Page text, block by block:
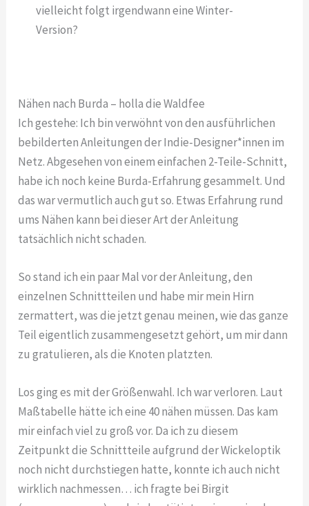
vielleicht folgt irgendwann eine Winter-
Version?
Nähen nach Burda – holla die Waldfee
Ich gestehe: Ich bin verwöhnt von den ausführlichen
bebilderten Anleitungen der Indie-Designer*innen im
Netz. Abgesehen von einem einfachen 2-Teile-Schnitt,
habe ich noch keine Burda-Erfahrung gesammelt. Und
das war vermutlich auch gut so. Etwas Erfahrung rund
ums Nähen kann bei dieser Art der Anleitung
tatsächlich nicht schaden.
So stand ich ein paar Mal vor der Anleitung, den
einzelnen Schnittteilen und habe mir mein Hirn
zermattert, was die jetzt genau meinen, wie das ganze
Teil eigentlich zusammengesetzt gehört, um mir dann
zu gratulieren, als die Knoten platzten.
Los ging es mit der Größenwahl. Ich war verloren. Laut
Maßtabelle hätte ich eine 40 nähen müssen. Das kam
mir einfach viel zu groß vor. Da ich zu diesem
Zeitpunkt die Schnittteile aufgrund der Wickeloptik
noch nicht durchstiegen hatte, konnte ich auch nicht
wirklich nachmessen… ich fragte bei Birgit